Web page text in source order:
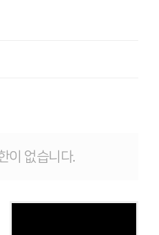
이 없습니다.